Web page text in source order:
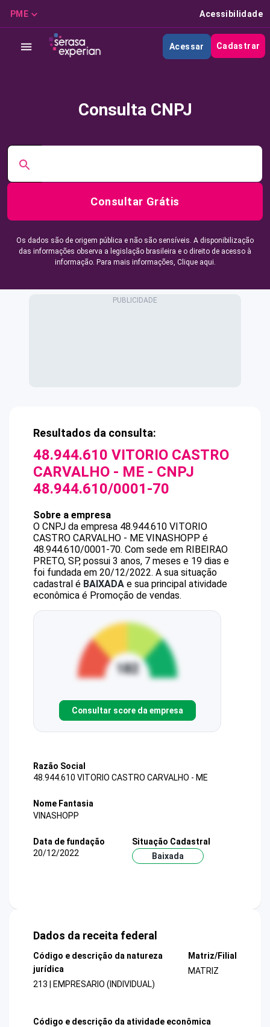
PME Acessibilidade
Acessar Cadastrar
Consulta CNPJ
Consultar Grátis
Os dados são de origem pública e não são sensíveis. A disponibilização
das informações observa a legislação brasileira e o direito de acesso à
informação. Para mais informações, Clique aqui.
Resultados da consulta:
48.944.610 VITORIO CASTRO
CARVALHO - ME - CNPJ
48.944.610/0001-70
Sobre a empresa
O CNPJ da empresa 48.944.610 VITORIO
CASTRO CARVALHO - ME VINASHOPP é
48.944.610/0001-70. Com sede em RIBEIRAO
PRETO, SP, possui 3 anos, 7 meses e 19 dias e
foi fundada em 20/12/2022. A sua situação
cadastral é BAIXADA e sua principal atividade
econômica é Promoção de vendas.
Consultar score da empresa
Razão Social
48.944.610 VITORIO CASTRO CARVALHO - ME
Nome Fantasia
VINASHOPP
Data de fundação
20/12/2022
Situação Cadastral
Baixada
Dados da receita federal
Código e descrição da natureza
jurídica
213 | EMPRESARIO (INDIVIDUAL)
Matriz/Filial
MATRIZ
Código e descrição da atividade econômica